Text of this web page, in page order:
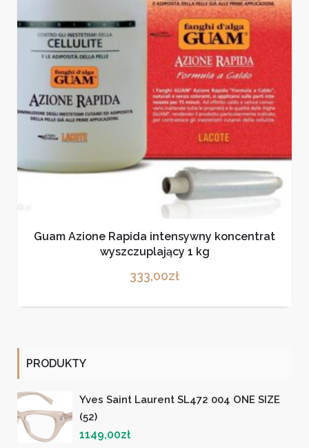
Guam Azione Rapida intensywny koncentrat
wyszczuplający 1 kg
333,00zł
PRODUKTY
Yves Saint Laurent SL472 004 ONE SIZE
(52)
1149,00zł